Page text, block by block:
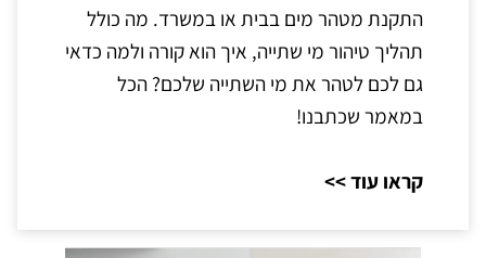
התקנת מטהר מים בבית או במשרד. מה כולל
תהליך טיהור מי שתייה, איך הוא קורה ולמה כדאי
גם לכם לטהר את מי השתייה שלכם? הכל
במאמר שכתבנו!
קראו עוד >>